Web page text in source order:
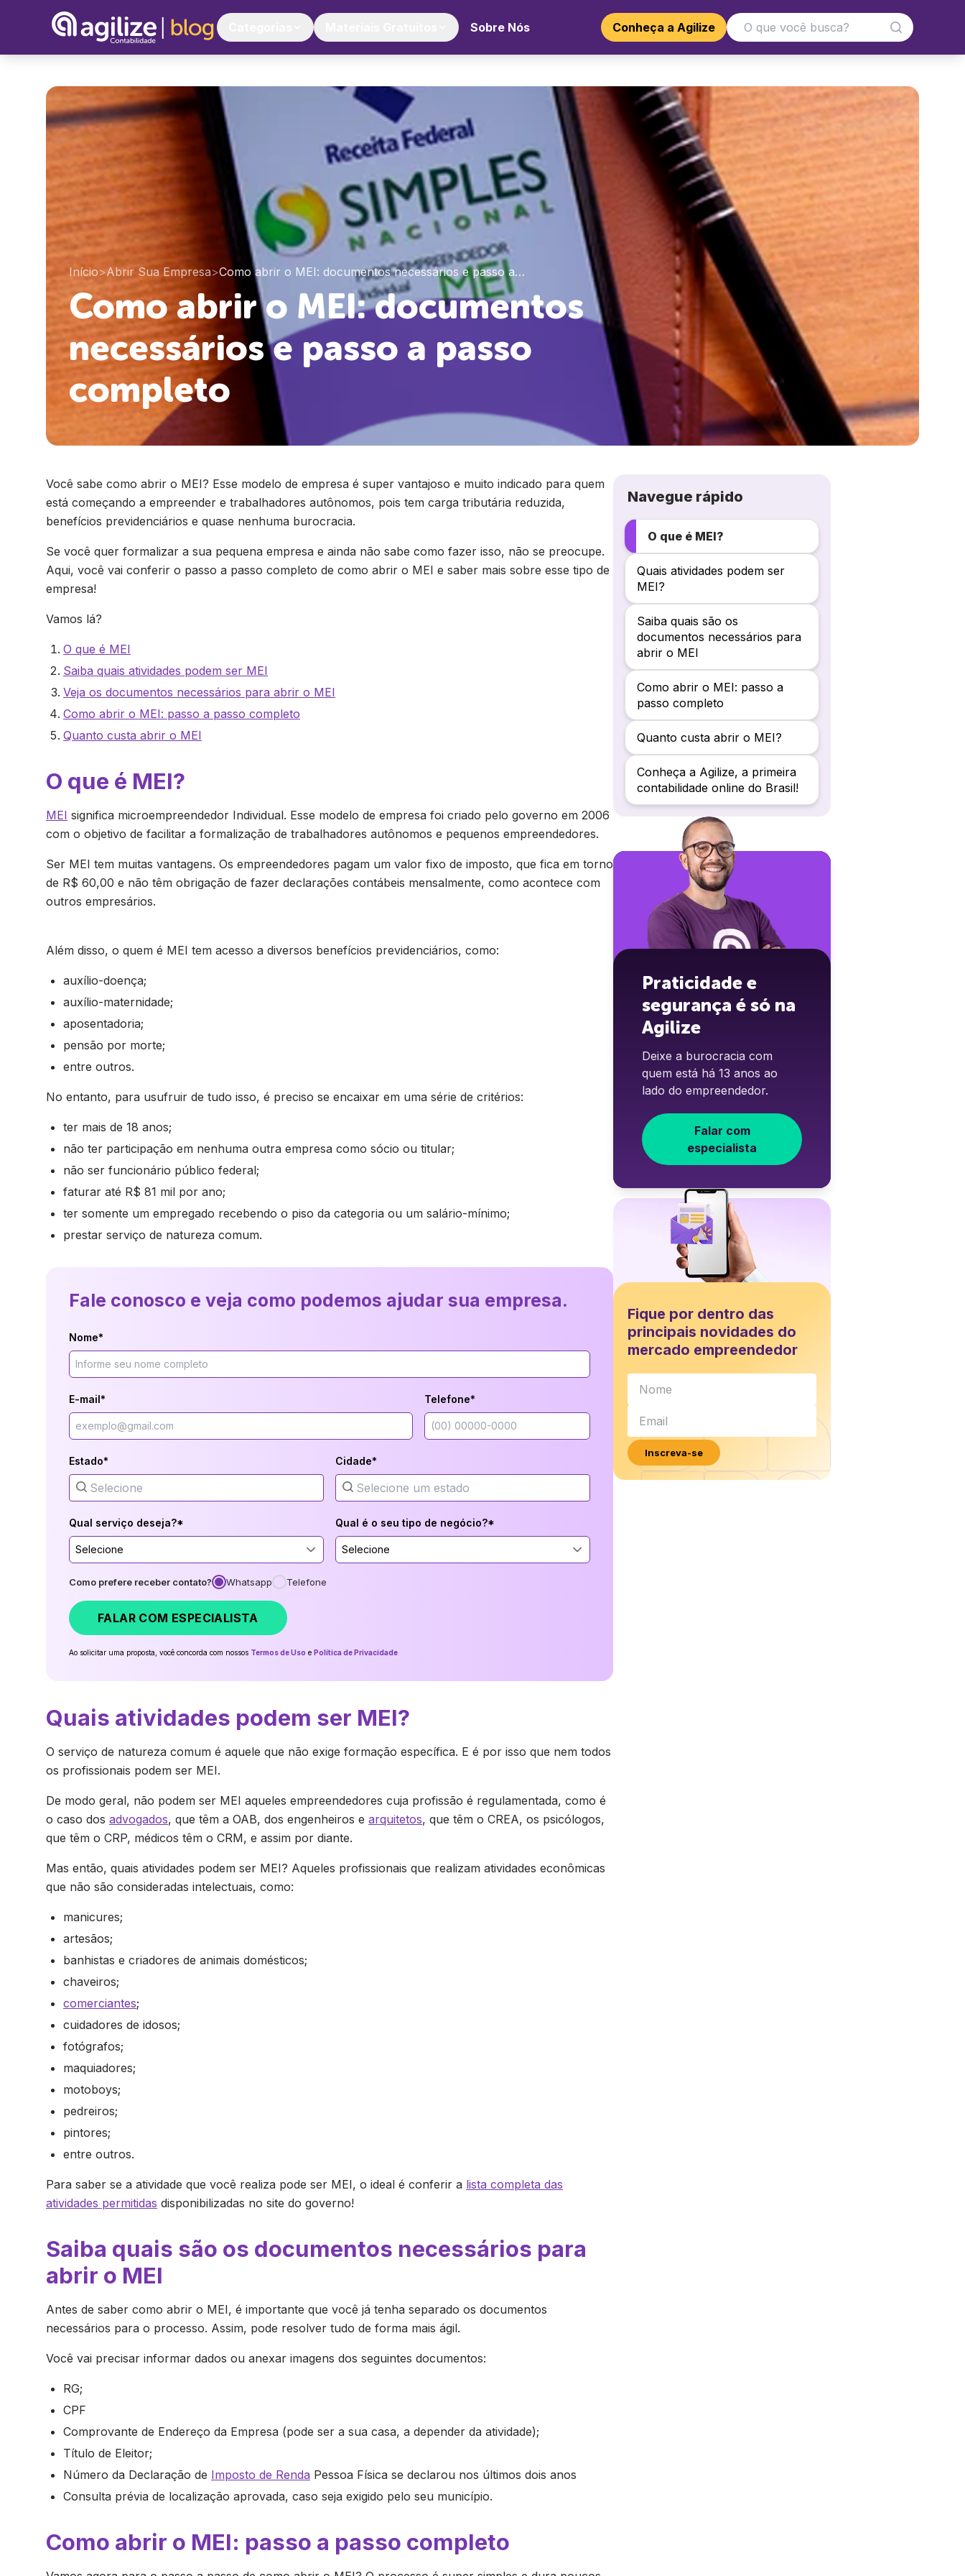
Sobre Nós Conheça a Agilize
Início>Abrir Sua Empresa>Como abrir o MEI: documentos necessários e passo a…
Como abrir o MEI: documentos
necessários e passo a passo
completo
Você sabe como abrir o MEI? Esse modelo de empresa é super vantajoso e muito indicado para quem
está começando a empreender e trabalhadores autônomos, pois tem carga tributária reduzida,
benefícios previdenciários e quase nenhuma burocracia.
Se você quer formalizar a sua pequena empresa e ainda não sabe como fazer isso, não se preocupe.
Aqui, você vai conferir o passo a passo completo de como abrir o MEI e saber mais sobre esse tipo de
empresa!
Vamos lá?
O que é MEI
Saiba quais atividades podem ser MEI
Veja os documentos necessários para abrir o MEI
Como abrir o MEI: passo a passo completo
Quanto custa abrir o MEI
O que é MEI?
MEI significa microempreendedor Individual. Esse modelo de empresa foi criado pelo governo em 2006
com o objetivo de facilitar a formalização de trabalhadores autônomos e pequenos empreendedores.
Ser MEI tem muitas vantagens. Os empreendedores pagam um valor fixo de imposto, que fica em torno
de R$ 60,00 e não têm obrigação de fazer declarações contábeis mensalmente, como acontece com
outros empresários.
Além disso, o quem é MEI tem acesso a diversos benefícios previdenciários, como:
auxílio-doença;
auxílio-maternidade;
aposentadoria;
pensão por morte;
entre outros.
No entanto, para usufruir de tudo isso, é preciso se encaixar em uma série de critérios:
ter mais de 18 anos;
não ter participação em nenhuma outra empresa como sócio ou titular;
não ser funcionário público federal;
faturar até R$ 81 mil por ano;
ter somente um empregado recebendo o piso da categoria ou um salário-mínimo;
prestar serviço de natureza comum.
Fale conosco e veja como podemos ajudar sua empresa.
Nome*
E-mail* Telefone*
Estado* Cidade*
Qual serviço deseja?*
Selecione
Qual é o seu tipo de negócio?*
Selecione
Como prefere receber contato? Whatsapp Telefone
FALAR COM ESPECIALISTA
Ao solicitar uma proposta, você concorda com nossos Termos de Uso e Política de Privacidade
Quais atividades podem ser MEI?
O serviço de natureza comum é aquele que não exige formação específica. E é por isso que nem todos
os profissionais podem ser MEI.
De modo geral, não podem ser MEI aqueles empreendedores cuja profissão é regulamentada, como é
o caso dos advogados, que têm a OAB, dos engenheiros e arquitetos, que têm o CREA, os psicólogos,
que têm o CRP, médicos têm o CRM, e assim por diante.
Mas então, quais atividades podem ser MEI? Aqueles profissionais que realizam atividades econômicas
que não são consideradas intelectuais, como:
manicures;
artesãos;
banhistas e criadores de animais domésticos;
chaveiros;
comerciantes;
cuidadores de idosos;
fotógrafos;
maquiadores;
motoboys;
pedreiros;
pintores;
entre outros.
Para saber se a atividade que você realiza pode ser MEI, o ideal é conferir a lista completa das
atividades permitidas disponibilizadas no site do governo!
Saiba quais são os documentos necessários para
abrir o MEI
Antes de saber como abrir o MEI, é importante que você já tenha separado os documentos
necessários para o processo. Assim, pode resolver tudo de forma mais ágil.
Você vai precisar informar dados ou anexar imagens dos seguintes documentos:
RG;
CPF
Comprovante de Endereço da Empresa (pode ser a sua casa, a depender da atividade);
Título de Eleitor;
Número da Declaração de Imposto de Renda Pessoa Física se declarou nos últimos dois anos
Consulta prévia de localização aprovada, caso seja exigido pelo seu município.
Como abrir o MEI: passo a passo completo
Navegue rápido
O que é MEI?
Quais atividades podem ser
MEI?
Saiba quais são os
documentos necessários para
abrir o MEI
Como abrir o MEI: passo a
passo completo
Quanto custa abrir o MEI?
Conheça a Agilize, a primeira
contabilidade online do Brasil!
Praticidade e
segurança é só na
Agilize
Deixe a burocracia com
quem está há 13 anos ao
lado do empreendedor.
Falar com
especialista
Fique por dentro das
principais novidades do
mercado empreendedor
Inscreva-se